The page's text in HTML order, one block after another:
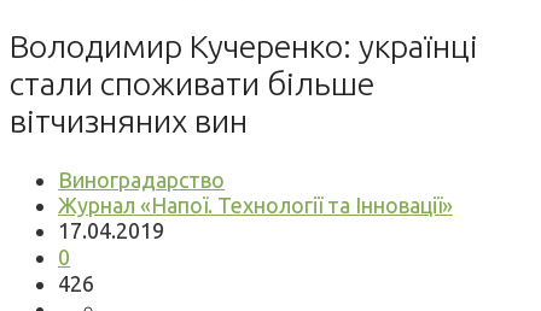
Володимир Кучеренко: українці
стали споживати більше
вітчизняних вин
Виноградарство
Журнал «Напої. Технології та Інновації»
17.04.2019
0
426